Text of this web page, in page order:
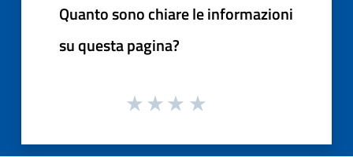
Quanto sono chiare le informazioni
su questa pagina?